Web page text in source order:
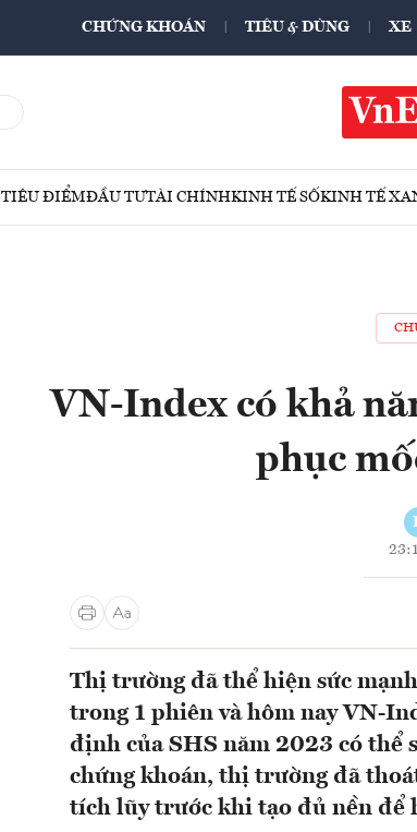
CHỨNG KHOÁN TIÊU & DÙNG XE
TIÊU ĐIỂMĐẦU TƯTÀI CHÍNHKINH TẾ SỐKINH TẾ
VN-Index có khả
phục
Thị trường đã thể hiện sức
trong 1 phiên và hôm nay VN-
định của SHS năm 2023 có thể
chứng khoán, thị trường đã
tích lũy trước khi tạo đủ nền để